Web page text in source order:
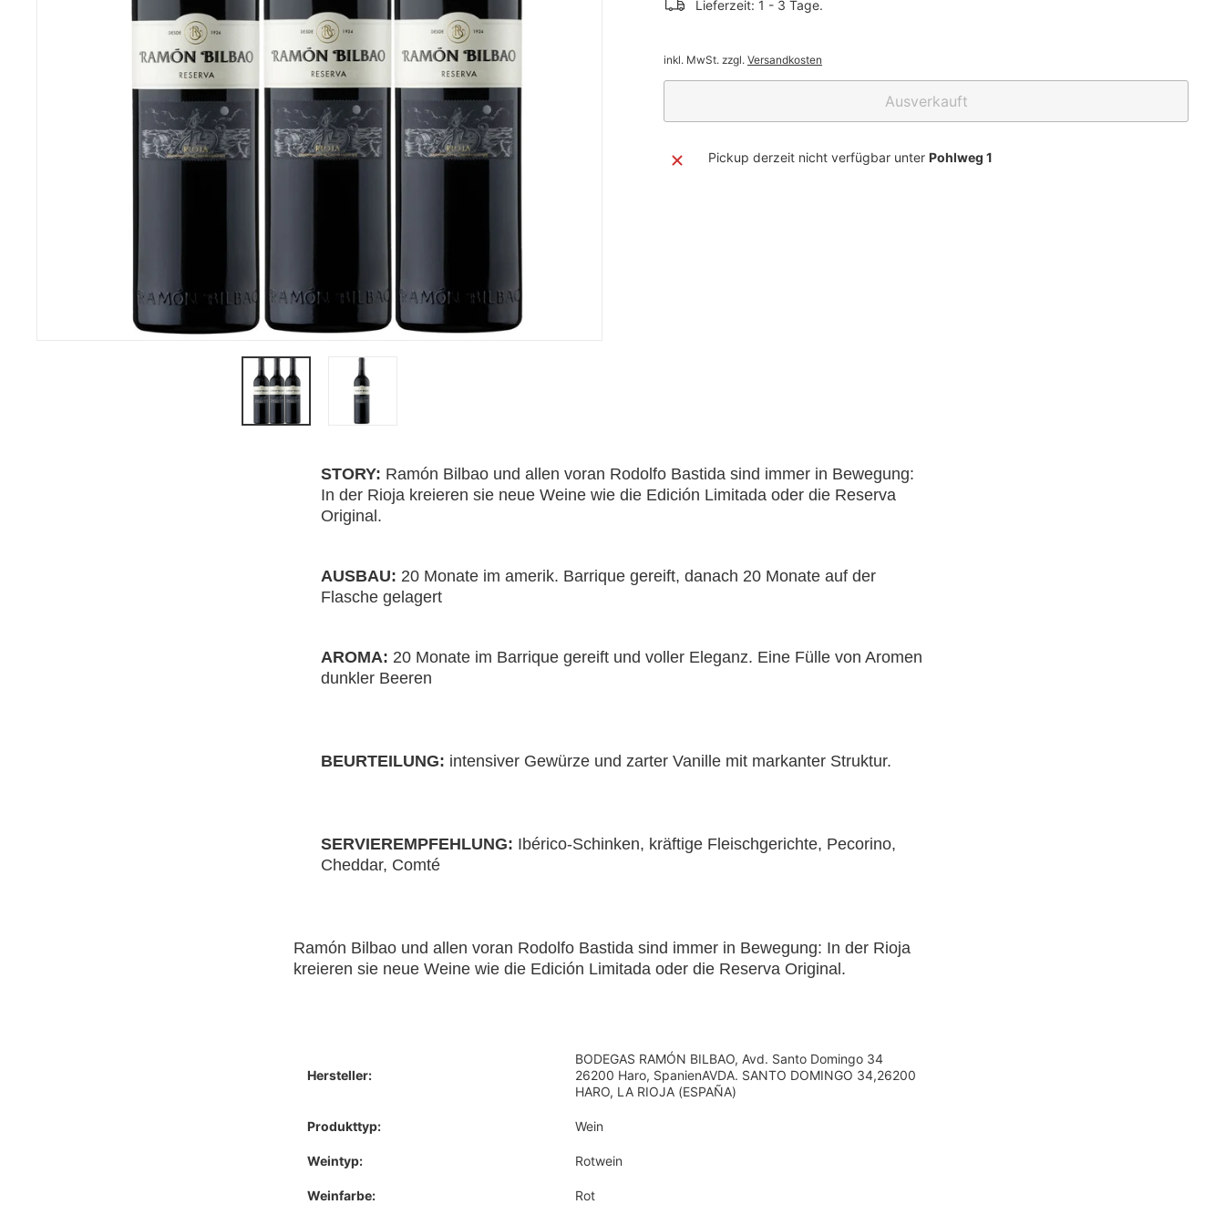
Lieferzeit: 1 - 3 Tage.
inkl. MwSt. zzgl. Versandkosten
Ausverkauft
Pickup derzeit nicht verfügbar unter Pohlweg 1
STORY: Ramón Bilbao und allen voran Rodolfo Bastida sind immer in Bewegung:
In der Rioja kreieren sie neue Weine wie die Edición Limitada oder die Reserva
Original.
AUSBAU: 20 Monate im amerik. Barrique gereift, danach 20 Monate auf der
Flasche gelagert
AROMA: 20 Monate im Barrique gereift und voller Eleganz. Eine Fülle von Aromen
dunkler Beeren
BEURTEILUNG: intensiver Gewürze und zarter Vanille mit markanter Struktur.
SERVIEREMPFEHLUNG: Ibérico-Schinken, kräftige Fleischgerichte, Pecorino,
Cheddar, Comté
Ramón Bilbao und allen voran Rodolfo Bastida sind immer in Bewegung: In der Rioja
kreieren sie neue Weine wie die Edición Limitada oder die Reserva Original.
Hersteller:
BODEGAS RAMÓN BILBAO, Avd. Santo Domingo 34
26200 Haro, SpanienAVDA. SANTO DOMINGO 34,26200
HARO, LA RIOJA (ESPAÑA)
Produkttyp: Wein
Weintyp: Rotwein
Weinfarbe: Rot